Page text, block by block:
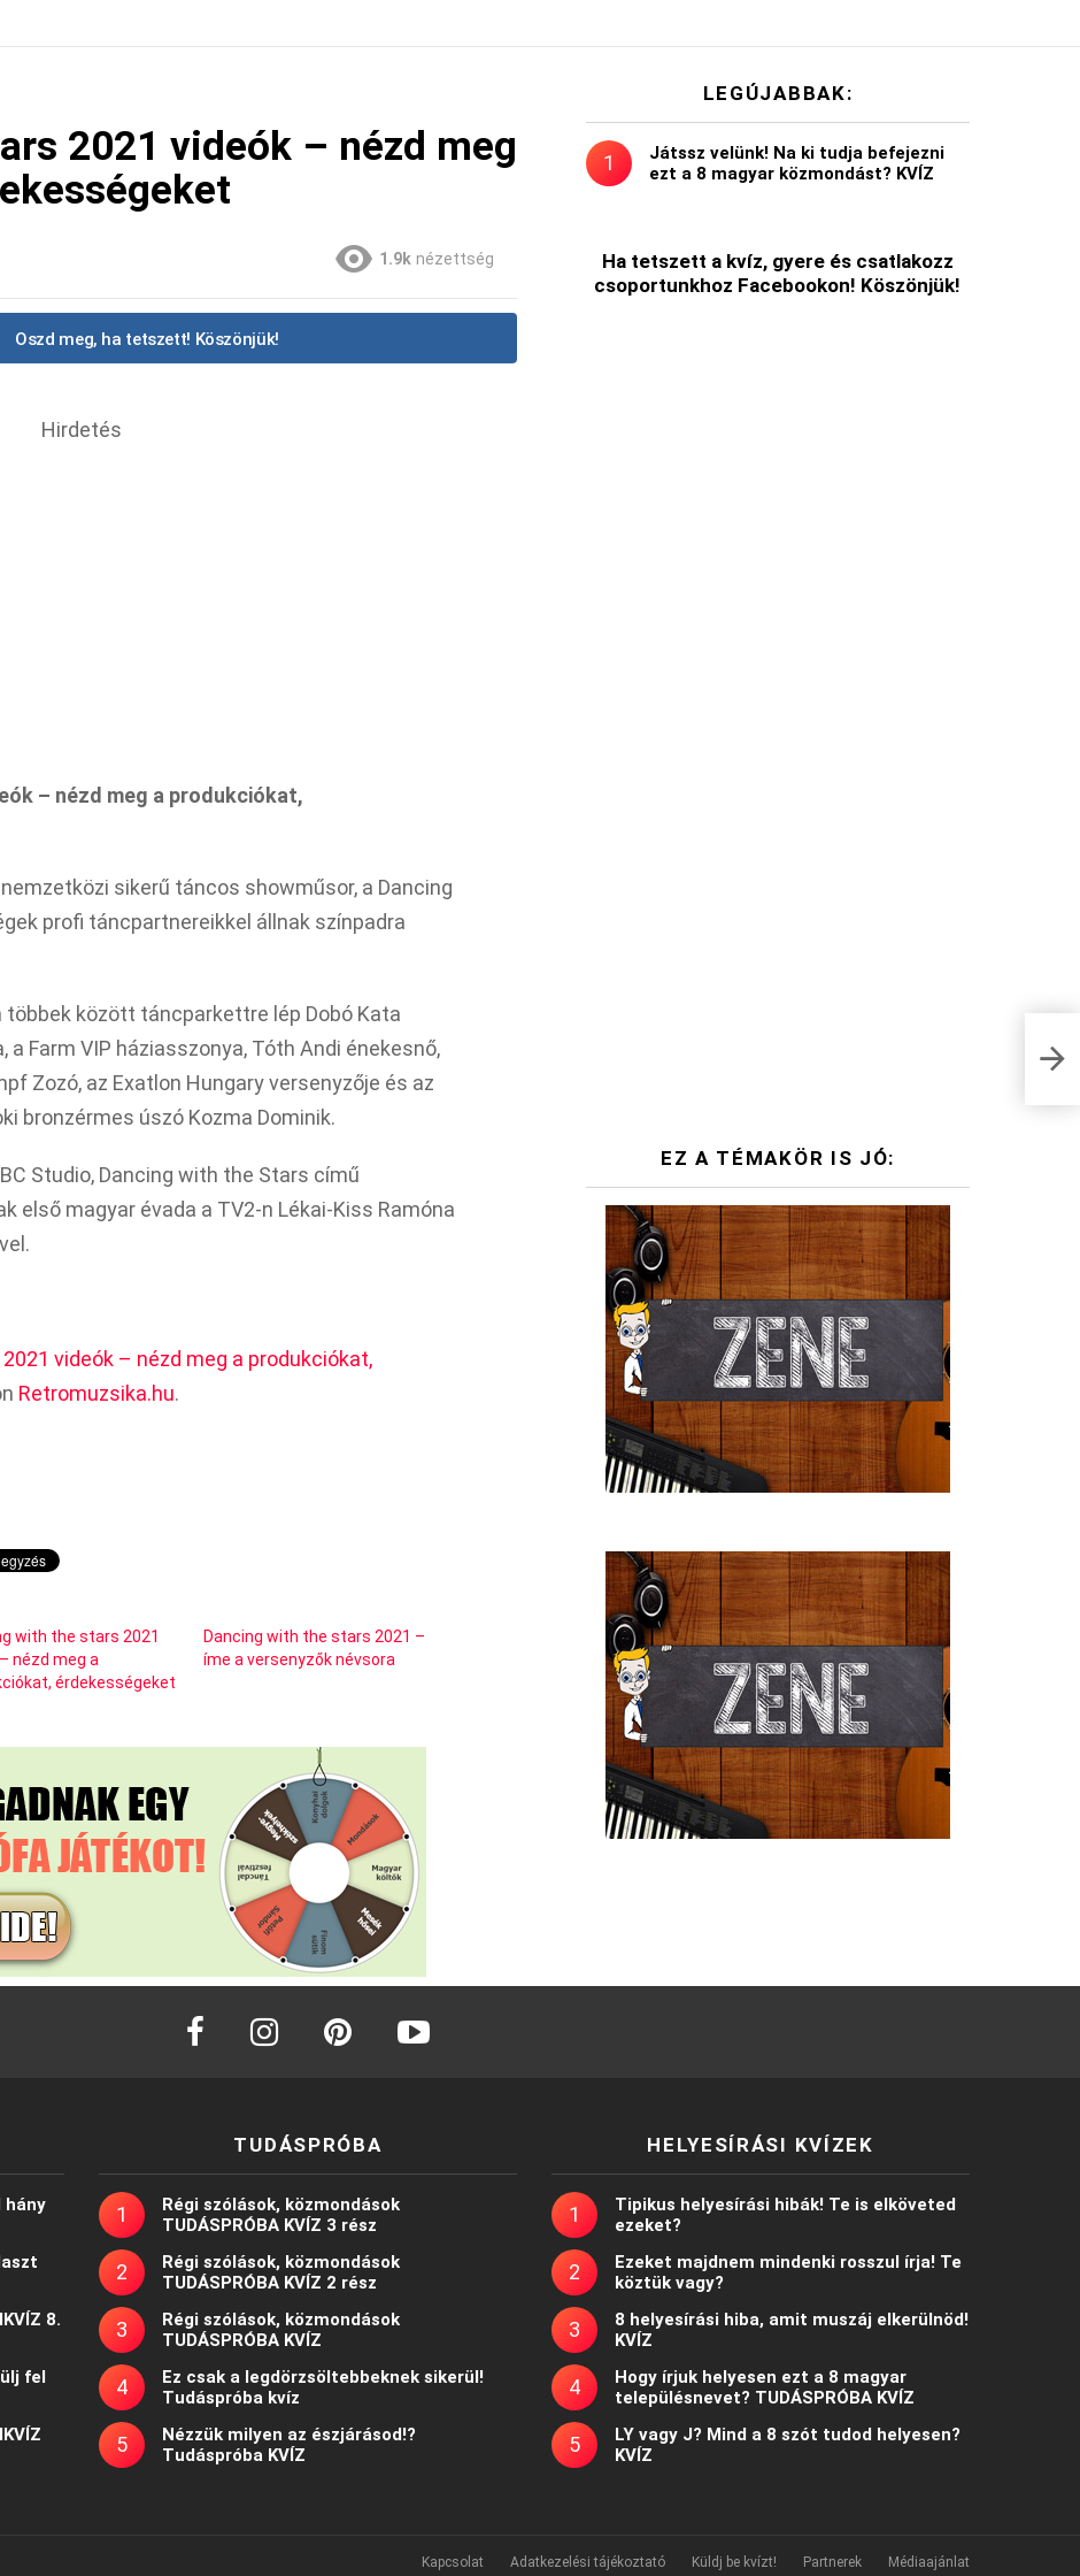
2021 videók – nézd meg
1.9k nézettség
Oszd meg, ha tetszett! Köszönjük!
Hirdetés
– nézd meg a produkciókat,
sikerű táncos showműsor, a Dancing
profi táncpartnereikkel állnak színpadra
többek között táncparkettre lép Dobó Kata
Farm VIP háziasszonya, Tóth Andi énekesnő,
Zozó, az Exatlon Hungary versenyzője és az
bronzérmes úszó Kozma Dominik.
Studio, Dancing with the Stars című
első magyar évada a TV2-n Lékai-Kiss Ramóna
videók – nézd meg a produkciókat,
Retromuzsika.hu.
with the stars 2021
nézd meg a
érdekességeket
Dancing with the stars 2021 –
íme a versenyzők névsora
LEGÚJABBAK:
Játssz velünk! Na ki tudja befejezni
ezt a 8 magyar közmondást? KVÍZ
Ha tetszett a kvíz, gyere és csatlakozz
csoportunkhoz Facebookon! Köszönjük!
EZ A TÉMAKÖR IS JÓ:
facebook instagram
hány
8.
fel
TUDÁSPRÓBA
Régi szólások, közmondások
TUDÁSPRÓBA KVÍZ 3 rész
Régi szólások, közmondások
TUDÁSPRÓBA KVÍZ 2 rész
Régi szólások, közmondások
TUDÁSPRÓBA KVÍZ
Ez csak a legdörzsöltebbeknek sikerül!
Tudáspróba kvíz
Nézzük milyen az észjárásod!?
Tudáspróba KVÍZ
HELYESÍRÁSI KVÍZEK
Tipikus helyesírási hibák! Te is elköveted
ezeket?
Ezeket majdnem mindenki rosszul írja! Te
köztük vagy?
8 helyesírási hiba, amit muszáj elkerülnöd!
KVÍZ
Hogy írjuk helyesen ezt a 8 magyar
településnevet? TUDÁSPRÓBA KVÍZ
LY vagy J? Mind a 8 szót tudod helyesen?
KVÍZ
Kapcsolat Adatkezelési tájékoztató Küldj be kvízt! Partnerek Médiaajánlat